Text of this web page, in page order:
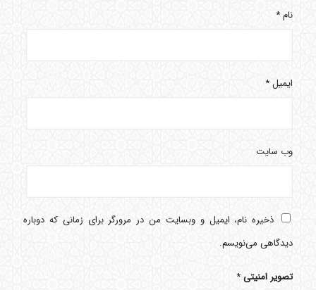
نام*
ایمیل*
وب‌ سایت
ذخیره نام، ایمیل و وبسایت من در مرورگر برای زمانی که دوباره
دیدگاهی می‌نویسم.
تصویر امنیتی*